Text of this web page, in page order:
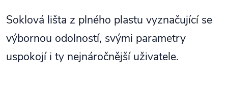
Soklová lišta z plného plastu vyznačující se
výbornou odolností, svými parametry
uspokojí i ty nejnáročnější uživatele.